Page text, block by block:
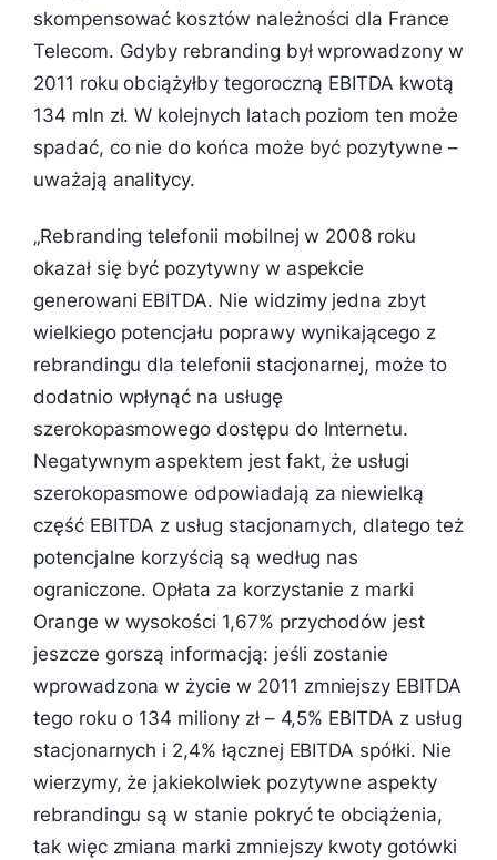
skompensować kosztów należności dla France
Telecom. Gdyby rebranding był wprowadzony w
2011 roku obciążyłby tegoroczną EBITDA kwotą
134 mln zł. W kolejnych latach poziom ten może
spadać, co nie do końca może być pozytywne –
uważają analitycy.
„Rebranding telefonii mobilnej w 2008 roku
okazał się być pozytywny w aspekcie
generowani EBITDA. Nie widzimy jedna zbyt
wielkiego potencjału poprawy wynikającego z
rebrandingu dla telefonii stacjonarnej, może to
dodatnio wpłynąć na usługę
szerokopasmowego dostępu do Internetu.
Negatywnym aspektem jest fakt, że usługi
szerokopasmowe odpowiadają za niewielką
część EBITDA z usług stacjonarnych, dlatego też
potencjalne korzyścią są według nas
ograniczone. Opłata za korzystanie z marki
Orange w wysokości 1,67% przychodów jest
jeszcze gorszą informacją: jeśli zostanie
wprowadzona w życie w 2011 zmniejszy EBITDA
tego roku o 134 miliony zł – 4,5% EBITDA z usług
stacjonarnych i 2,4% łącznej EBITDA spółki. Nie
wierzymy, że jakiekolwiek pozytywne aspekty
rebrandingu są w stanie pokryć te obciążenia,
tak więc zmiana marki zmniejszy kwoty gotówki